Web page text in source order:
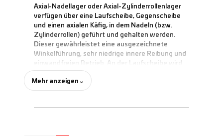
Axial-Nadellager oder Axial-Zylinderrollenlager
verfügen über eine Laufscheibe, Gegenscheibe
und einen axialen Käfig, in dem Nadeln (bzw.
Zylinderrollen) geführt und gehalten werden.
Dieser gewährleistet eine ausgezeichnete
Winkelführung, sehr niedrige innere Reibung und
einwandfreien Betrieb. An der Laufscheibe wird
dieser Wälzkörperkranz durch einen Haltering
geführt.
Mehr anzeigen⌄